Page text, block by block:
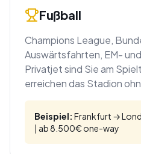
Fußball
Champions League,
Auswärtsfahrten, EM-
Privatjet sind Sie am
erreichen das Stadion
Beispiel: Frankfurt →
| ab 8.500€ one-way